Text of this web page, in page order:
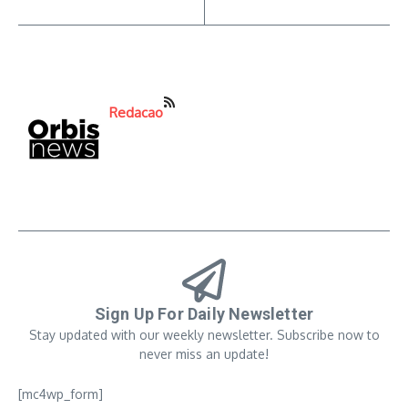
Redacao
Sign Up For Daily Newsletter
Stay updated with our weekly newsletter. Subscribe now to
never miss an update!
[mc4wp_form]